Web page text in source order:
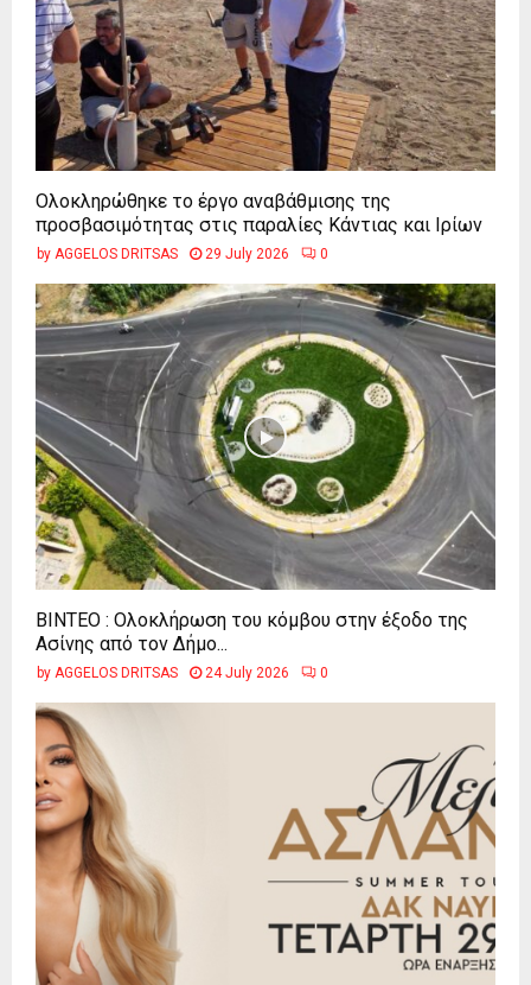
Ολοκληρώθηκε το έργο αναβάθμισης της
προσβασιμότητας στις παραλίες Κάντιας και Ιρίων
by AGGELOS DRITSAS 29 July 2026 0
ΒΙΝΤΕΟ : Ολοκλήρωση του κόμβου στην έξοδο της
Ασίνης από τον Δήμο...
by AGGELOS DRITSAS 24 July 2026 0